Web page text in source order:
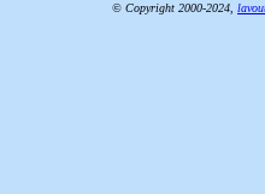
© Copyright 2000-2024,